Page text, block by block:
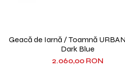
Geacă de Iarnă / Toamnă
Dark Blue
2.060,00 RON